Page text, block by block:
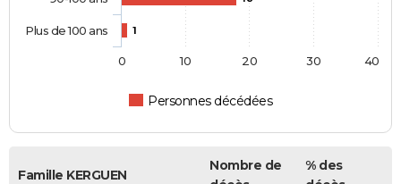
1
Personnes décédées
Plus de 100 ans
0 10 20 30 40
Famille KERGUEN
Nombre de
% des